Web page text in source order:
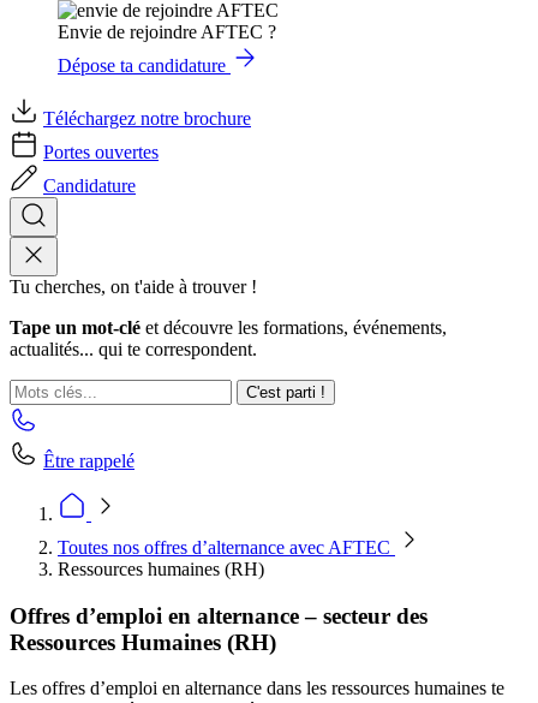
Envie de rejoindre AFTEC ?
Dépose ta candidature
Téléchargez notre brochure
Portes ouvertes
Candidature
Tu cherches, on t'aide à trouver !
Tape un mot-clé et découvre les formations, événements,
actualités... qui te correspondent.
C'est parti !
Être rappelé
Toutes nos offres d’alternance avec AFTEC
Ressources humaines (RH)
Offres d’emploi en alternance – secteur des
Ressources Humaines (RH)
Les offres d’emploi en alternance dans les ressources humaines te